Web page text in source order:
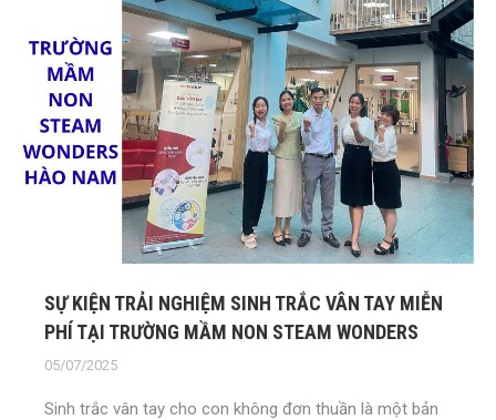
SỰ KIỆN TRẢI NGHIỆM SINH TRẮC VÂN TAY MIỄN
PHÍ TẠI TRƯỜNG MẦM NON STEAM WONDERS
05/07/2025
Sinh trắc vân tay cho con không đơn thuần là một bản